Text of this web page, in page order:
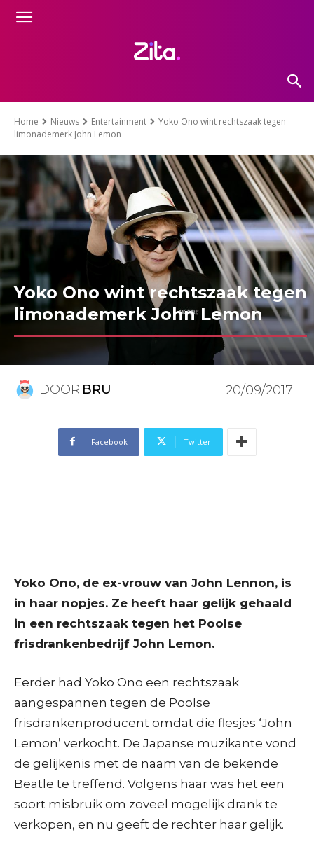
Home Nieuws Entertainment
Yoko Ono wint rechtszaak tegen
limonademerk John Lemon
Yoko Ono wint rechtszaak tegen
limonademerk John Lemon
DOOR BRU 20/09/2017
Facebook Twitter
Yoko Ono, de ex-vrouw van John Lennon, is
in haar nopjes. Ze heeft haar gelijk gehaald
in een rechtszaak tegen het Poolse
frisdrankenbedrijf John Lemon.
Eerder had Yoko Ono een rechtszaak
aangespannen tegen de Poolse
frisdrankenproducent omdat die flesjes ‘John
Lemon’ verkocht. De Japanse muzikante vond
de gelijkenis met de naam van de bekende
Beatle te treffend. Volgens haar was het een
soort misbruik om zoveel mogelijk drank te
verkopen, en nu geeft de rechter haar gelijk.